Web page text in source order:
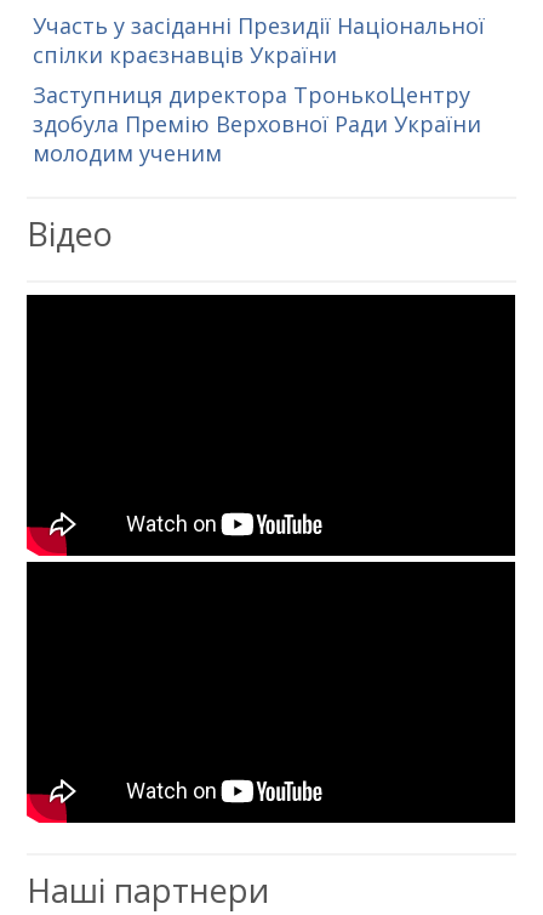
Участь у засіданні Президії Національної
спілки краєзнавців України
Заступниця директора ТронькоЦентру
здобула Премію Верховної Ради України
молодим ученим
Відео
Наші партнери